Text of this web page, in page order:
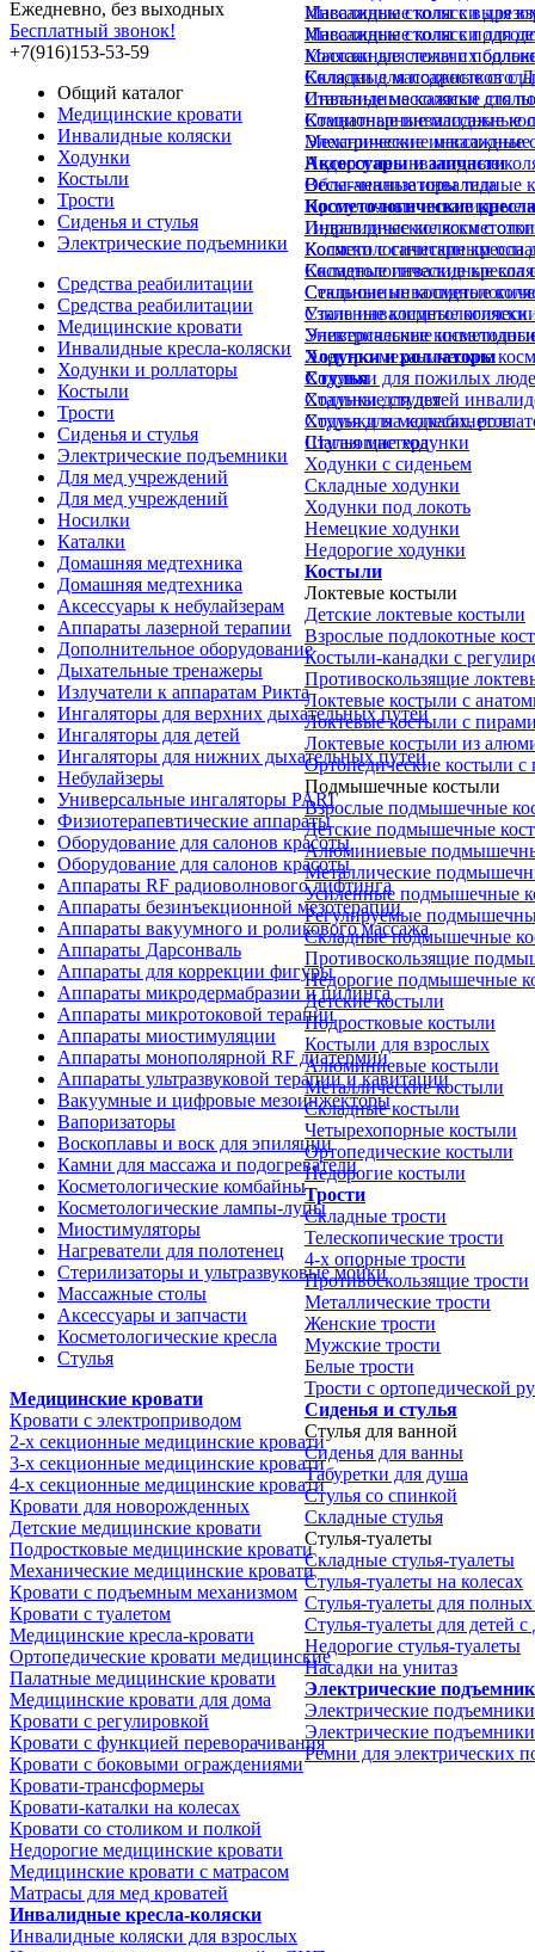
Ежедневно, без выходных
Бесплатный звонок!
+7(916)153-53-59
Общий каталог
Медицинские кровати
Инвалидные коляски
Ходунки
Костыли
Трости
Сиденья и стулья
Электрические подъемники
Средства реабилитации
Средства реабилитации
Медицинские кровати
Инвалидные кресла-коляски
Ходунки и роллаторы
Костыли
Трости
Сиденья и стулья
Электрические подъемники
Для мед учреждений
Для мед учреждений
Носилки
Каталки
Домашняя медтехника
Домашняя медтехника
Аксессуары к небулайзерам
Аппараты лазерной терапии
Дополнительное оборудование
Дыхательные тренажеры
Излучатели к аппаратам Рикта
Ингаляторы для верхних дыхательных путей
Ингаляторы для детей
Ингаляторы для нижних дыхательных путей
Небулайзеры
Универсальные ингаляторы PARI
Физиотерапевтические аппараты
Оборудование для салонов красоты
Оборудование для салонов красоты
Аппараты RF радиоволнового лифтинга
Аппараты безинъекционной мезотерапии
Аппараты вакуумного и роликового массажа
Аппараты Дарсонваль
Аппараты для коррекции фигуры
Аппараты микродермабразии и пилинга
Аппараты микротоковой терапии
Аппараты миостимуляции
Аппараты монополярной RF диатермии
Аппараты ультразвуковой терапии и кавитации
Вакуумные и цифровые мезоинжекторы
Вапоризаторы
Воскоплавы и воск для эпиляции
Камни для массажа и подогреватели
Косметологические комбайны
Косметологические лампы-лупы
Миостимуляторы
Нагреватели для полотенец
Стерилизаторы и ультразвуковые мойки
Массажные столы
Аксессуары и запчасти
Косметологические кресла
Стулья
Медицинские кровати
Кровати с электроприводом
2-х секционные медицинские кровати
3-х секционные медицинские кровати
4-х секционные медицинские кровати
Кровати для новорожденных
Детские медицинские кровати
Подростковые медицинские кровати
Механические медицинские кровати
Кровати с подъемным механизмом
Кровати с туалетом
Медицинские крeсла-кровати
Ортопедические кровати медицинские
Палатные медицинские кровати
Медицинские кровати для дома
Кровати с регулировкой
Кровати с функцией переворачивания
Кровати с боковыми ограждениями
Кровати-трансформеры
Кровати-каталки на колесах
Кровати со столиком и полкой
Недорогие медицинские кровати
Медицинские кровати с матрасом
Матрасы для мед кроватей
Инвалидные кресла-коляски
Инвалидные коляски для взрослых
Инвалидные коляски для
Инвалидные коляски для
Коляски для лежачих
Коляски для подростков с
Инвалидные коляски для
Комнатные инвалидные
Механические инвалидные
Недорогие инвалидные
Облегченные инвалидные
Прогулочные инвалидные
Инвалидные коляски с
Коляски с санитарным
Складные инвалидные
Стальные инвалидные
Узкие инвалидные коляски
Универсальные
Ходунки и роллаторы
Ходунки для пожилых
Ходунки для детей
Ходунки на колесах,
Шагающие ходунки
Ходунки с сиденьем
Складные ходунки
Ходунки под локоть
Немецкие ходунки
Недорогие ходунки
Костыли
Локтевые костыли
Детские локтевые костыли
Взрослые подлокотные
Костыли-канадки с
Противоскользящие
Локтевые костыли с
Локтевые костыли с
Локтевые костыли из
Ортопедические костыли с
Подмышечные костыли
Взрослые подмышечные
Детские подмышечные
Алюминиевые
Металлические
Усиленные подмышечные
Регулируемые
Складные подмышечные
Противоскользящие
Недорогие подмышечные
Детские костыли
Подростковые костыли
Костыли для взрослых
Алюминиевые костыли
Металлические костыли
Складные костыли
Четырехопорные костыли
Ортопедические костыли
Недорогие костыли
Трости
Складные трости
Телескопические трости
4-х опорные трости
Противоскользящие трости
Металлические трости
Женские трости
Мужские трости
Белые трости
Трости с ортопедической
Сиденья и стулья
Стулья для ванной
Сиденья для ванны
Табуретки для душа
Стулья со спинкой
Складные стулья
Стулья-туалеты
Складные стулья-туалеты
Стулья-туалеты на колесах
Стулья-туалеты для
Стулья-туалеты для детей
Недорогие стулья-туалеты
Насадки на унитаз
Электрические
Электрические
Электрические
Ремни для электрических
Массажные столы с
Массажные столы с
Массажные столы с
Складные массажные столы
Стальные массажные столы
Стационарные массажные
Электрические массажные
Аксессуары и запчасти
Весы-анализаторы тела
Косметологические кресла
Гидравлические
Косметологические кресла
Косметологические кресла
Секционные
Стальные
Электрические
Электро-механические
Стулья
Стальные стулья
Стулья для медкабинетов
Стулья мастера